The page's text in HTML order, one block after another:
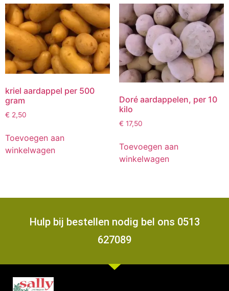
kriel aardappel per 500
gram
€ 2,50
Toevoegen aan
winkelwagen
Doré aardappelen, per 10
kilo
€ 17,50
Toevoegen aan
winkelwagen
Hulp bij bestellen nodig bel ons 0513
627089